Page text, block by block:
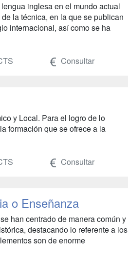
inglesa en el mundo actual
la técnica, en la que se publican
internacional, así como se ha
Consultar
y Local. Para el logro de lo
formación que se ofrece a la
Consultar
o Enseñanza
han centrado de manera común y
destacando lo referente a los
son de enorme